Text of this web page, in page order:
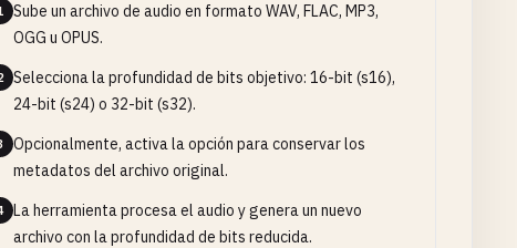
Sube un archivo de audio en formato WAV, FLAC, MP3,
OGG u OPUS.
Selecciona la profundidad de bits objetivo: 16-bit (s16),
24-bit (s24) o 32-bit (s32).
Opcionalmente, activa la opción para conservar los
metadatos del archivo original.
La herramienta procesa el audio y genera un nuevo
archivo con la profundidad de bits reducida.